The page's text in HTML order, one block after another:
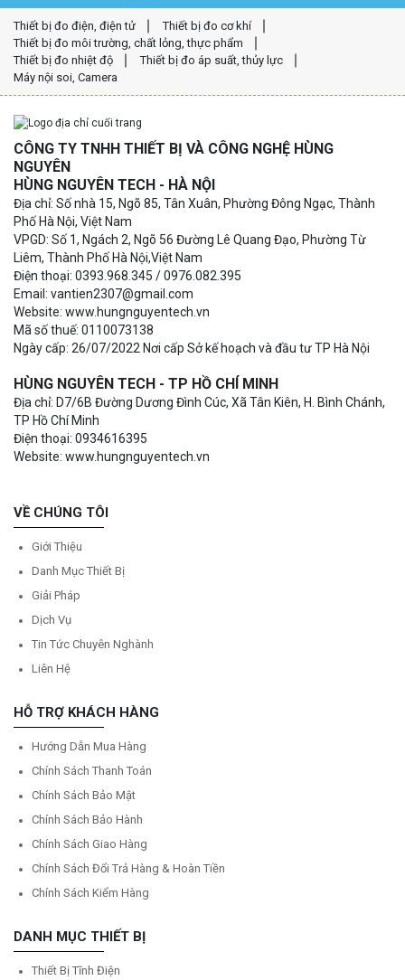
Thiết bị đo điện, điện tử
Thiết bị đo cơ khí
Thiết bị đo môi trường, chất lỏng, thực phẩm
Thiết bị đo nhiệt độ
Thiết bị đo áp suất, thủy lực
Máy nội soi, Camera
CÔNG TY TNHH THIẾT BỊ VÀ CÔNG NGHỆ HÙNG
NGUYÊN
HÙNG NGUYÊN TECH - HÀ NỘI
Địa chỉ: Số nhà 15, Ngõ 85, Tân Xuân, Phường Đông Ngạc, Thành
Phố Hà Nội, Việt Nam
VPGD: Số 1, Ngách 2, Ngõ 56 Đường Lê Quang Đạo, Phường Từ
Liêm, Thành Phố Hà Nội,Việt Nam
Điện thoại: 0393.968.345 / 0976.082.395
Email: vantien2307@gmail.com
Website: www.hungnguyentech.vn
Mã số thuế: 0110073138
Ngày cấp: 26/07/2022 Nơi cấp Sở kế hoạch và đầu tư TP Hà Nội
HÙNG NGUYÊN TECH - TP HỒ CHÍ MINH
Địa chỉ: D7/6B Đường Dương Đình Cúc, Xã Tân Kiên, H. Bình Chánh,
TP Hồ Chí Minh
Điện thoại: 0934616395
Website: www.hungnguyentech.vn
VỀ CHÚNG TÔI
Giới Thiệu
Danh Mục Thiết Bị
Giải Pháp
Dịch Vụ
Tin Tức Chuyên Nghành
Liên Hệ
HỖ TRỢ KHÁCH HÀNG
Hướng Dẫn Mua Hàng
Chính Sách Thanh Toán
Chính Sách Bảo Mật
Chính Sách Bảo Hành
Chính Sách Giao Hàng
Chính Sách Đổi Trả Hàng & Hoàn Tiền
Chính Sách Kiểm Hàng
DANH MỤC THIẾT BỊ
Thiết Bị Tĩnh Điện